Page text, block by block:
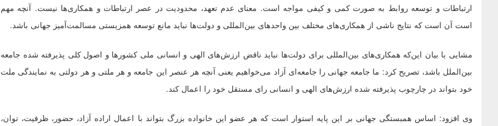
ارتباطات و توسعه روابط به صورت کمی و کیفی مواجه است. معنای عدم تعهد، محدودیت در عصر ارتباطات و همکاری‌ها نیست. آنچه مهم
است آن است که نتایج ناشی از همکاری‌های مختلف بین واحدهای بین‌المللی و دولت‌ها نباید مانع توسعه همزیستی مسالمت‌آمیز جهانی باشد.
مشایی با بیان این‌که همکاری‌های بین‌المللی برای دولت‌ها نباید ناقض ارزش‌های الهی و انسانی ملی کشورها و اصول کلی پذیرفته شده جامعه
بین‌الملل باشد، تصریح کرد: ما جامعه جهانی را جامعه‌ای آزاد می‌خواهیم یعنی آنچه هر عنصر این جامعه و هر ملتی و هر دولتی به نمایندگی ملت
خود بتواند در چارچوب پذیرفته شده ارزش‌های الهی و انسانی رای مستقل خود را اعمال کند.
وی افزود: اساس همبستگی جهانی بر این پایه استوار است که هر عضو این خانواده بزرگ بتواند با اعمال اراده آزاد، حضور، ظرفیت، توان،